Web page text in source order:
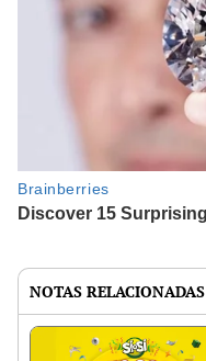
NOTAS RELACIONADAS